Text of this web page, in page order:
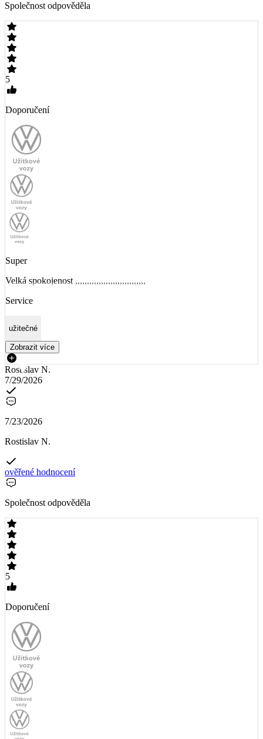
Společnost odpověděla
5
Doporučení
Super
Velká spokojenost ,,,,,,,,,,,,,,,,,,,,,,,,,,,,,,
Service
užitečné
Zobrazit více
Rostislav N.
7/29/2026
7/23/2026
Rostislav N.
ověřené hodnocení
Společnost odpověděla
5
Doporučení